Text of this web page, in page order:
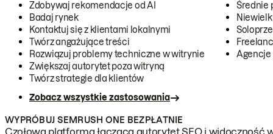
Zdobywaj rekomendacje od AI
Badaj rynek
Kontaktuj się z klientami lokalnymi
Twórz angażujące treści
Rozwiązuj problemy techniczne w witrynie
Zwiększaj autorytet poza witryną
Twórz strategie dla klientów
Zobacz wszystkie zastosowania
Średnie
Agencje
WYPRÓBUJ SEMRUSH ONE BEZPŁATNIE
Czołowa platforma łącząca autorytet SEO i widoczność